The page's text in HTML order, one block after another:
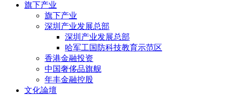
旗下产业
旗下产业
深圳产业发展总部
深圳产业发展总部
哈军工国防科技教育示范区
香港金融投资
中国奢侈品旗舰
年丰金融控股
文化論壇